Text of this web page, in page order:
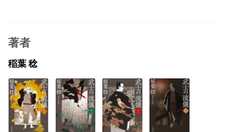
著者
稲葉 稔